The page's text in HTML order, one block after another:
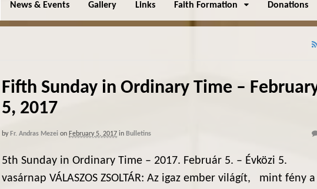
News & Events Gallery Links Faith Formation Donations
Fifth Sunday in Ordinary Time –
5, 2017
by Fr. Andras Mezei on February 5, 2017 in Bulletins
5th Sunday in Ordinary Time – 2017. Február 5. – Évközi 5.
vasárnap VÁLASZOS ZSOLTÁR: Az igaz ember világít, mint fény a